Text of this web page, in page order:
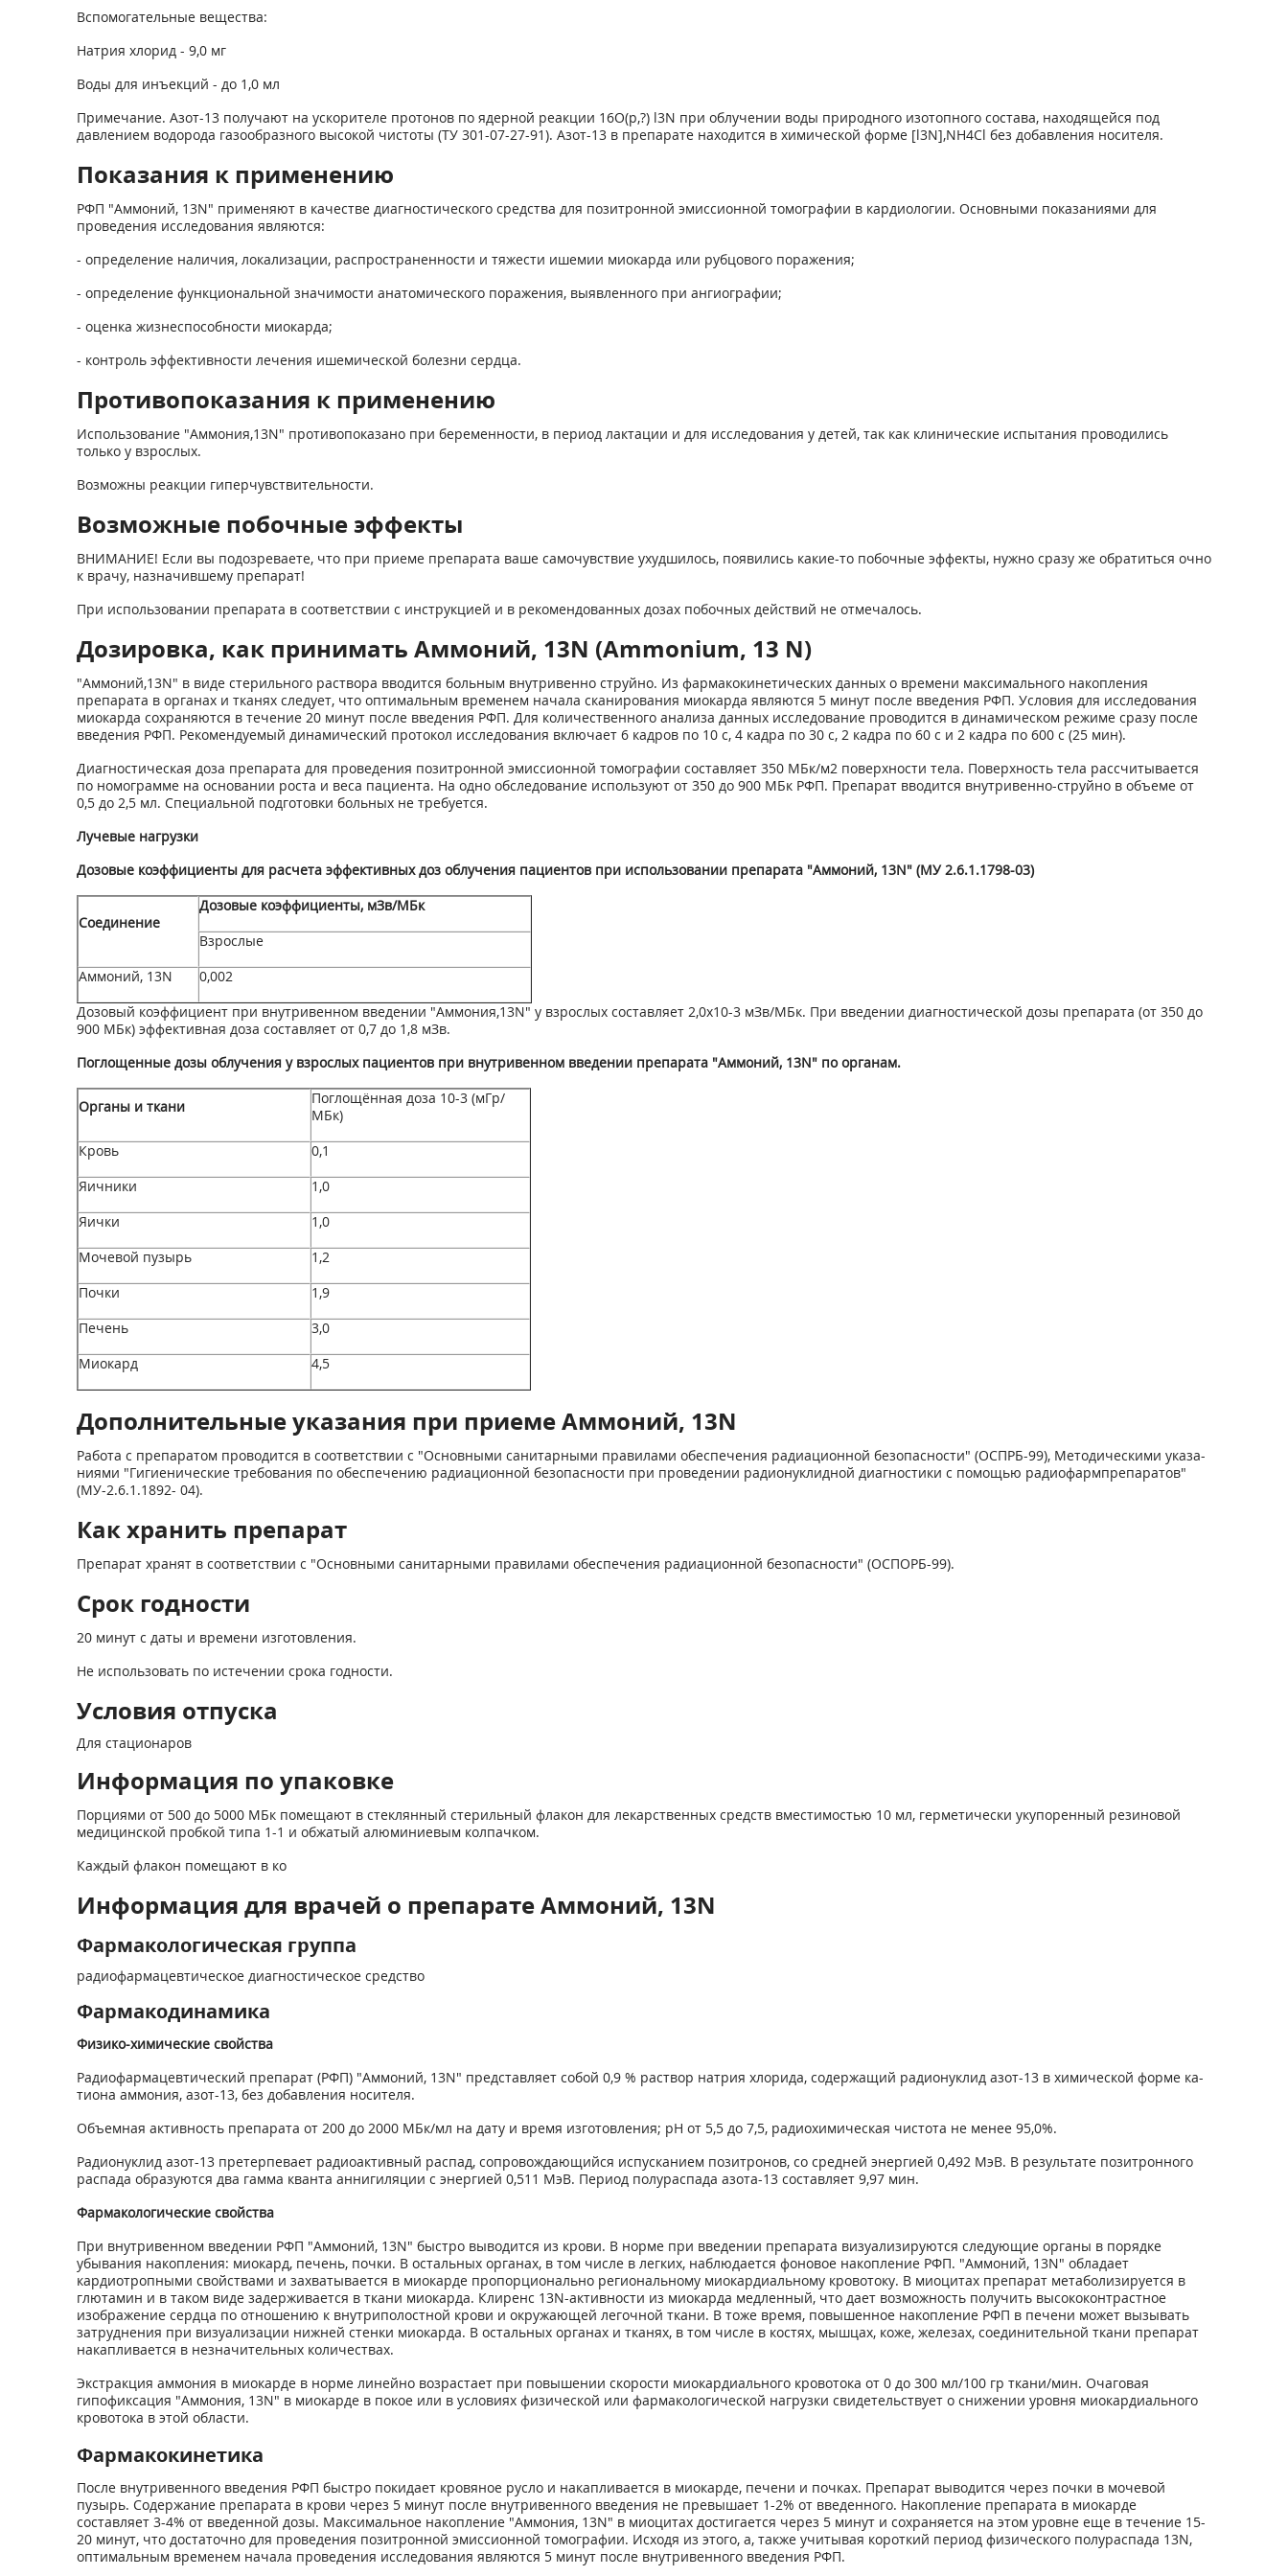
Вспомогательные вещества:
Натрия хлорид - 9,0 мг
Воды для инъекций - до 1,0 мл
Примечание. Азот-13 получают на ускорителе протонов по ядерной реакции 16О(р,?) l3N при облучении воды природ­ного изотопного состава, находящейся под
давлением водо­рода газообразного высокой чистоты (ТУ 301-07-27-91). Азот-13 в препарате находится в химической форме [l3N],NH4Cl без добавления носителя.
Показания к применению
РФП "Аммоний, 13N" применяют в качестве диагностического средства для пози­тронной эмиссионной томографии в кардиологии. Основными показаниями для
проведения исследования являются:
- определение наличия, локализации, распространенности и тяжести ишемии миокарда или рубцового поражения;
- определение функциональной значимости анатомического поражения, выяв­ленного при ангиографии;
- оценка жизнеспособности миокарда;
- контроль эффективности лечения ишемической болезни сердца.
Противопоказания к применению
Использование "Аммония,13N" противопоказано при беременности, в период лак­тации и для исследования у детей, так как клинические испытания проводились
только у взрослых.
Возможны реакции гиперчувствительности.
Возможные побочные эффекты
ВНИМАНИЕ! Если вы подозреваете, что при приеме препарата ваше самочувствие ухудшилось, появились какие-то побочные эффекты, нужно сразу же обратиться очно
к врачу, назначившему препарат!
При использовании препарата в соответствии с инструкцией и в рекомендованных дозах побочных действий не отмечалось.
Дозировка, как принимать Аммоний, 13N (Ammonium, 13 N)
"Аммоний,13N" в виде стерильного раствора вводится больным внутривенно ­струйно. Из фармакокинетических данных о времени максимального накопления
препарата в органах и тканях следует, что оптимальным временем начала сканирования миокарда являются 5 минут после введения РФП. Условия для исследования
миокарда сохраняются в течение 20 минут после введения РФП. Для количественного анализа данных исследо­вание проводится в динамическом режиме сразу после
введения РФП. Рекомендуемый динамический протокол исследования включает 6 кадров по 10 с, 4 кадра по 30 с, 2 кадра по 60 с и 2 кадра по 600 с (25 мин).
Диагностическая доза препарата для проведения позитронной эмиссионной томо­графии составляет 350 МБк/м2поверхности тела. Поверхность тела рассчитывается
по номограмме на основании роста и веса пациента. На одно обследование используют от 350 до 900 МБк РФП. Препарат вводится внутривенно-струйно в объеме от
0,5 до 2,5 мл. Специальной подготовки больных не требуется.
Лучевые нагрузки
Дозовые коэффициенты для расчета эффективных доз облучения пациентов при использовании препарата "Аммоний, 13N" (МУ 2.6.1.1798-03)
Соединение
Дозовые коэффициенты, мЗв/МБк
Взрослые
Аммоний, 13N
0,002
Дозовый коэффициент при внутривенном введении "Аммония,13N" у взрослых со­ставляет 2,0х10-3мЗв/МБк. При введении диагностической дозы препарата (от 350 до
900 МБк) эффективная доза составляет от 0,7 до 1,8 мЗв.
Поглощенные дозы облучения у взрослых пациентов при внутривенном введении препарата "Аммоний, 13N" по органам.
Органы и ткани Поглощённая доза 10-3(мГр/
МБк)
Кровь
0,1
Яичники
1,0
Яички
1,0
Мочевой пузырь
1,2
Почки
1,9
Печень
3,0
Миокард
4,5
Дополнительные указания при приеме Аммоний, 13N
Работа с препаратом проводится в соответствии с "Основными санитарными пра­вилами обеспечения радиационной безопасности" (ОСПРБ-99), Методическими указа­
ниями "Гигиенические требования по обеспечению радиационной безопасности при про­ведении радионуклидной диагностики с помощью радиофармпрепаратов"
(МУ-2.6.1.1892- 04).
Как хранить препарат
Препарат хранят в соответствии с "Основными санитарными правилами обеспече­ния радиационной безопасности" (ОСПОРБ-99).
Срок годности
20 минут с даты и времени изготовления.
Не использовать по истечении срока год­ности.
Условия отпуска
Для стационаров
Информация по упаковке
Порциями от 500 до 5000 МБк помещают в стеклянный стерильный флакон для лекарственных средств вме­стимостью 10 мл, герметически укупоренный резиновой
медицинской пробкой типа 1-1 и обжатый алюминиевым колпачком.
Каждый флакон помещают в ко
Информация для врачей о препарате Аммоний, 13N
Фармакологическая группа
радиофармацевтическое диагностическое средство
Фармакодинамика
Физико-химические свойства
Радиофармацевтический препарат (РФП) "Аммоний, 13N" представляет собой 0,9 % раствор натрия хлорида, содержащий радионуклид азот-13 в химической форме ка­
тиона аммония, азот-13, без добавления носителя.
Объемная активность препарата от 200 до 2000 МБк/мл на дату и время изготовле­ния; pH от 5,5 до 7,5, радиохимическая чистота не менее 95,0%.
Радионуклид азот-13 претерпевает радиоактивный распад, сопровождающийся ис­пусканием позитронов, со средней энергией 0,492 МэВ. В результате позитронного
распа­да образуются два гамма кванта аннигиляции с энергией 0,511 МэВ. Период полураспада азота-13 составляет 9,97 мин.
Фармакологические свойства
При внутривенном введении РФП "Аммоний, 13N" быстро выводится из крови. В норме при введении препарата визуализируются следующие органы в порядке
убывания накопления: миокард, печень, почки. В остальных органах, в том числе в легких, наблю­дается фоновое накопление РФП. "Аммоний, 13N" обладает
кардиотропными свойствами и захватывается в миокарде пропорционально региональному миокардиальному кровото­ку. В миоцитах препарат метаболизируется в
глютамин и в таком виде задерживается в ткани миокарда. Клиренс 13N-активности из миокарда медленный, что дает возможность получить высококонтрастное
изображение сердца по отношению к внутриполостной кро­ви и окружающей легочной ткани. В тоже время, повышенное накопление РФП в печени может вызывать
затруднения при визуализации нижней стенки миокарда. В остальных органах и тканях, в том числе в костях, мышцах, коже, железах, соединительной ткани препарат
накапливается в незначительных количествах.
Экстракция аммония в миокарде в норме линейно возрастает при повышении ско­рости миокардиального кровотока от 0 до 300 мл/100 гр ткани/мин. Очаговая
гипофикса­ция "Аммония, 13N" в миокарде в покое или в условиях физической или фармакологической нагрузки свидетельствует о снижении уровня миокардиального
кровотока в этой об­ласти.
Фармакокинетика
После внутривенного введения РФП быстро покидает кровяное русло и накаплива­ется в миокарде, печени и почках. Препарат выводится через почки в мочевой
пузырь. Содержание препарата в крови через 5 минут после внутривенного введения не превыша­ет 1-2% от введенного. Накопление препарата в миокарде
составляет 3-4% от введенной дозы. Максимальное накопление "Аммония, 13N" в миоцитах достигается через 5 минут и сохраняется на этом уровне еще в течение 15-
20 минут, что достаточно для проведения позитронной эмиссионной томографии. Исходя из этого, а, также учитывая короткий пе­риод физического полураспада 13N,
оптимальным временем начала проведения исследо­вания являются 5 минут после внутривенного введения РФП.